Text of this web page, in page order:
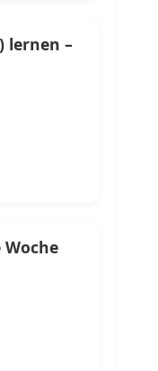
lernen –
Woche